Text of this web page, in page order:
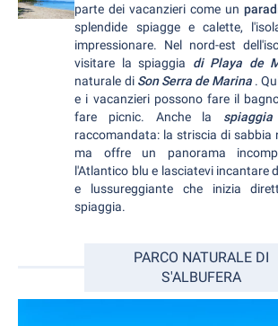
parte dei vacanzieri come un
splendide spiagge e calette,
impressionare. Nel nord-est
visitare la spiaggia di Playa de
naturale di Son Serra de Marina .
e i vacanzieri possono fare il
fare picnic. Anche la
raccomandata: la striscia di sabbia
ma offre un panorama
l'Atlantico blu e lasciatevi incantare
e lussureggiante che inizia
spiaggia.
PARCO NATURALE DI
S'ALBUFERA